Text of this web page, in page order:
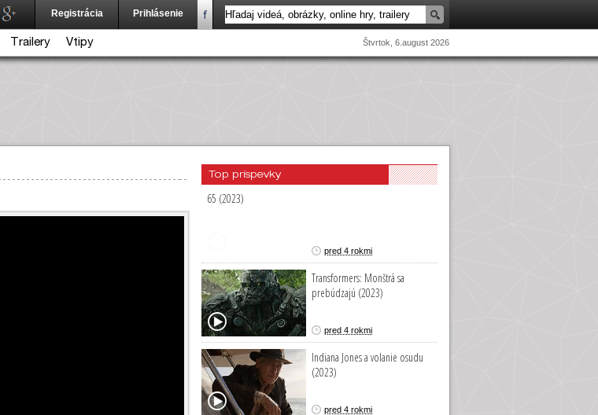
Registrácia Prihlásenie
Trailery Vtipy Štvrtok, 6.august 2026
Top príspevky
65 (2023)
pred 4 rokmi
Transformers: Monštrá sa
prebúdzajú (2023)
pred 4 rokmi
Indiana Jones a volanie osudu
(2023)
pred 4 rokmi